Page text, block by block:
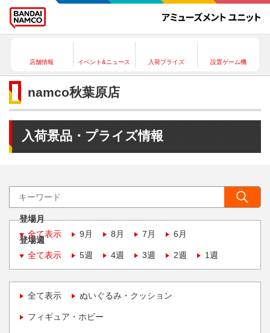
店舗情報 イベント&ニュース 入荷プライズ 設置ゲーム機
namco秋葉原店
入荷景品・プライズ情報
登場月
全て表示
9月 8月 7月 6月
登場週
全て表示
5週 4週 3週 2週 1週
全て表示 ぬいぐるみ・クッション
フィギュア・ホビー